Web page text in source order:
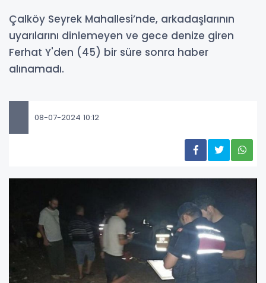
Çalköy Seyrek Mahallesi’nde, arkadaşlarının
uyarılarını dinlemeyen ve gece denize giren
Ferhat Y'den (45) bir süre sonra haber
alınamadı.
08-07-2024 10:12